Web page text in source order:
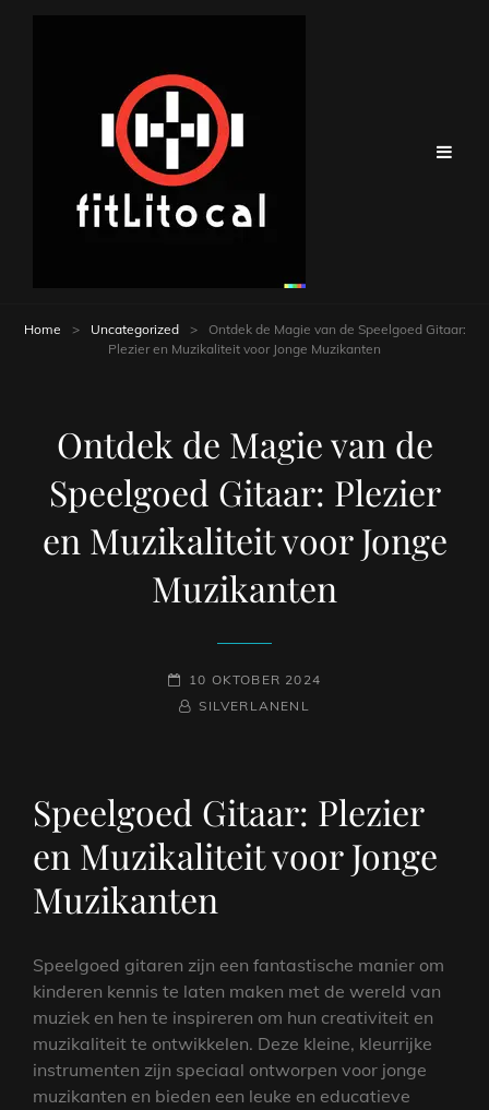
Home > Uncategorized >
Ontdek de Magie van de Speelgoed Gitaar:
Plezier en Muzikaliteit voor Jonge Muzikanten
Ontdek de Magie van de
Speelgoed Gitaar: Plezier
en Muzikaliteit voor Jonge
Muzikanten
GEPLAATST
OP
10 OKTOBER 2024
NAAMREGEL
BYLINE
SILVERLANENL
Speelgoed Gitaar: Plezier
en Muzikaliteit voor Jonge
Muzikanten
Speelgoed gitaren zijn een fantastische manier om
kinderen kennis te laten maken met de wereld van
muziek en hen te inspireren om hun creativiteit en
muzikaliteit te ontwikkelen. Deze kleine, kleurrijke
instrumenten zijn speciaal ontworpen voor jonge
muzikanten en bieden een leuke en educatieve